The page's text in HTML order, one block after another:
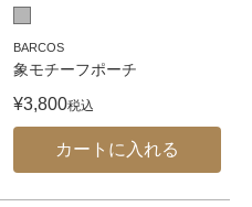
BARCOS
象モチーフポーチ
¥3,800税込
カートに入れる